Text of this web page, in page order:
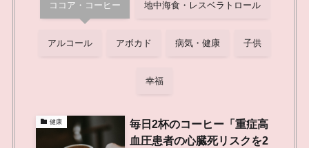
ココア・コーヒー 地中海食・レスベラトロール
アルコール アボカド 病気・健康 子供
幸福
健康
毎日2杯のコーヒー「重症高
血圧患者の心臓死リスクを2